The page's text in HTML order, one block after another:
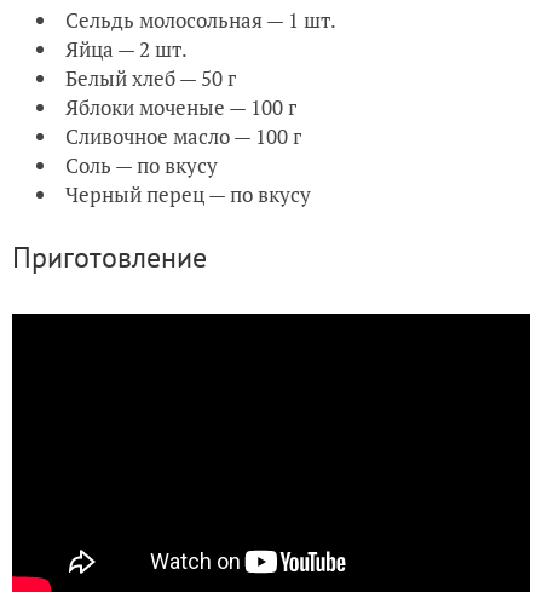
Сельдь молосольная — 1 шт.
Яйца — 2 шт.
Белый хлеб — 50 г
Яблоки моченые — 100 г
Сливочное масло — 100 г
Соль — по вкусу
Черный перец — по вкусу
Приготовление